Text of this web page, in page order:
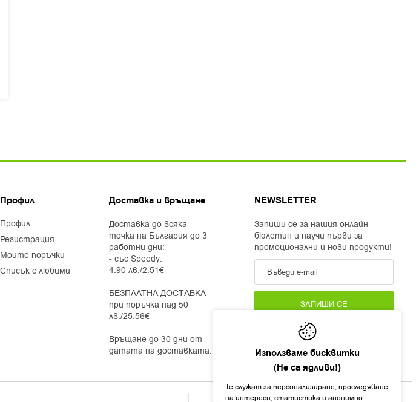
Използваме бисквитки
(Не са ядливи!)
Те служат за персонализиране, проследяване
на интереси, статистика и анонимно
Профил
профил
регистрация
моите поръчки
списък с любими
Доставка и връщане
Доставка до всяка
точка на България до 3
работни дни:
- със Speedy:
4.90 лв./2.51€
БЕЗПЛАТНА ДОСТАВКА
при поръчка над 50
лв./25.56€
Връщане до 30 дни от
датата на доставката.
NEWSLETTER
Запиши се за нашия онлайн
бюлетин и научи първи за
промоционални и нови продукти!
ЗАПИШИ СЕ